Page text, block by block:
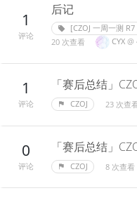
1
评论
后记
[CZOJ 一周一测
20 次查看 CYX@
1
评论
「赛后总结」
CZOJ 23 次查
0
评论
「赛后总结」
CZOJ 8 次查看